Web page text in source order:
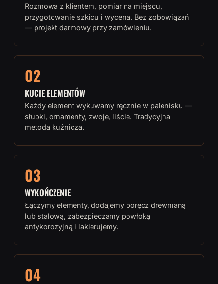
Rozmowa z klientem, pomiar na miejscu,
przygotowanie szkicu i wycena. Bez zobowiązań
— projekt darmowy przy zamówieniu.
02
KUCIE ELEMENTÓW
Każdy element wykuwamy ręcznie w palenisku —
słupki, ornamenty, zwoje, liście. Tradycyjna
metoda kuźnicza.
03
WYKOŃCZENIE
Łączymy elementy, dodajemy poręcz drewnianą
lub stalową, zabezpieczamy powłoką
antykorozyjną i lakierujemy.
04